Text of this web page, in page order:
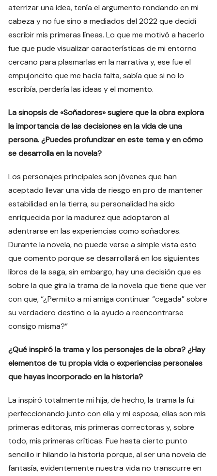
aterrizar una idea, tenía el argumento rondando en mi
cabeza y no fue sino a mediados del 2022 que decidí
escribir mis primeras líneas. Lo que me motivó a hacerlo
fue que pude visualizar características de mi entorno
cercano para plasmarlas en la narrativa y, ese fue el
empujoncito que me hacía falta, sabía que si no lo
escribía, perdería las ideas y el momento.
La sinopsis de «Soñadores» sugiere que la obra explora
la importancia de las decisiones en la vida de una
persona. ¿Puedes profundizar en este tema y en cómo
se desarrolla en la novela?
Los personajes principales son jóvenes que han
aceptado llevar una vida de riesgo en pro de mantener
estabilidad en la tierra, su personalidad ha sido
enriquecida por la madurez que adoptaron al
adentrarse en las experiencias como soñadores.
Durante la novela, no puede verse a simple vista esto
que comento porque se desarrollará en los siguientes
libros de la saga, sin embargo, hay una decisión que es
sobre la que gira la trama de la novela que tiene que ver
con que, “¿Permito a mi amiga continuar “cegada” sobre
su verdadero destino o la ayudo a reencontrarse
consigo misma?”
¿Qué inspiró la trama y los personajes de la obra? ¿Hay
elementos de tu propia vida o experiencias personales
que hayas incorporado en la historia?
La inspiró totalmente mi hija, de hecho, la trama la fui
perfeccionando junto con ella y mi esposa, ellas son mis
primeras editoras, mis primeras correctoras y, sobre
todo, mis primeras críticas. Fue hasta cierto punto
sencillo ir hilando la historia porque, al ser una novela de
fantasía, evidentemente nuestra vida no transcurre en